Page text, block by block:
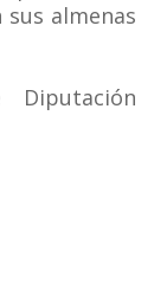
almenas